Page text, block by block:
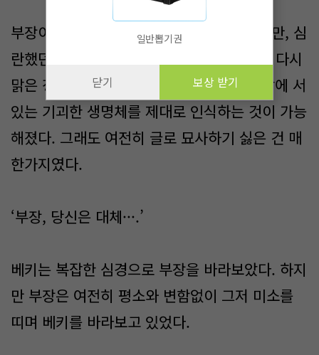
부장이 어떤 능력을 사용했는지는 모르겠지만, 심
란했던 베키의 머릿속은 깨끗하게 정화되어 다시
맑은 정신을 되찾았다. 그 결과, 간신히 눈앞에 서
있는 기괴한 생명체를 제대로 인식하는 것이 가능
해졌다. 그래도 여전히 글로 묘사하기 싫은 건 매
한가지였다.
‘부장, 당신은 대체···.’
베키는 복잡한 심경으로 부장을 바라보았다. 하지
만 부장은 여전히 평소와 변함없이 그저 미소를
띠며 베키를 바라보고 있었다.
일반뽑기권
닫기 보상 받기